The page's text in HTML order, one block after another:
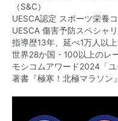
（S&C）
UESCA認定 スポーツ栄養
UESCA 傷害予防スペシャ
指導歴13年、延べ1万人以
世界28か国・100以上のレ
モシコムアワード2024「
著書『極寒！北極マラソン